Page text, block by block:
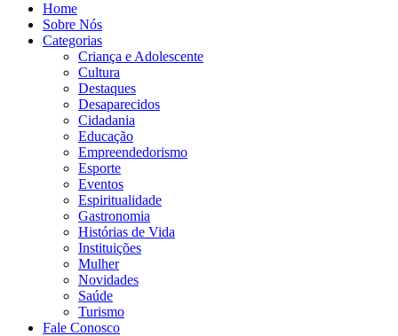
Home
Sobre Nós
Categorias
Criança e Adolescente
Cultura
Destaques
Desaparecidos
Cidadania
Educação
Empreendedorismo
Esporte
Eventos
Espiritualidade
Gastronomia
Histórias de Vida
Instituições
Mulher
Novidades
Saúde
Turismo
Fale Conosco